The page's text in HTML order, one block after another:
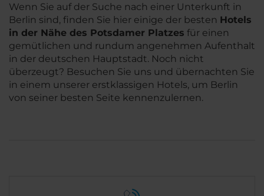
Wenn Sie auf der Suche nach einer Unterkunft in
Berlin sind, finden Sie hier einige der besten Hotels
in der Nähe des Potsdamer Platzes für einen
gemütlichen und rundum angenehmen Aufenthalt
in der deutschen Hauptstadt. Noch nicht
überzeugt? Besuchen Sie uns und übernachten Sie
in einem unserer erstklassigen Hotels, um Berlin
von seiner besten Seite kennenzulernen.